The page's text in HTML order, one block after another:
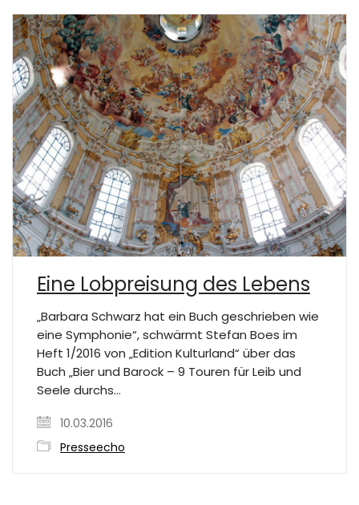
Eine Lobpreisung des Lebens
„Barbara Schwarz hat ein Buch geschrieben wie
eine Symphonie“, schwärmt Stefan Boes im
Heft 1/2016 von „Edition Kulturland“ über das
Buch „Bier und Barock – 9 Touren für Leib und
Seele durchs…
10.03.2016
Presseecho